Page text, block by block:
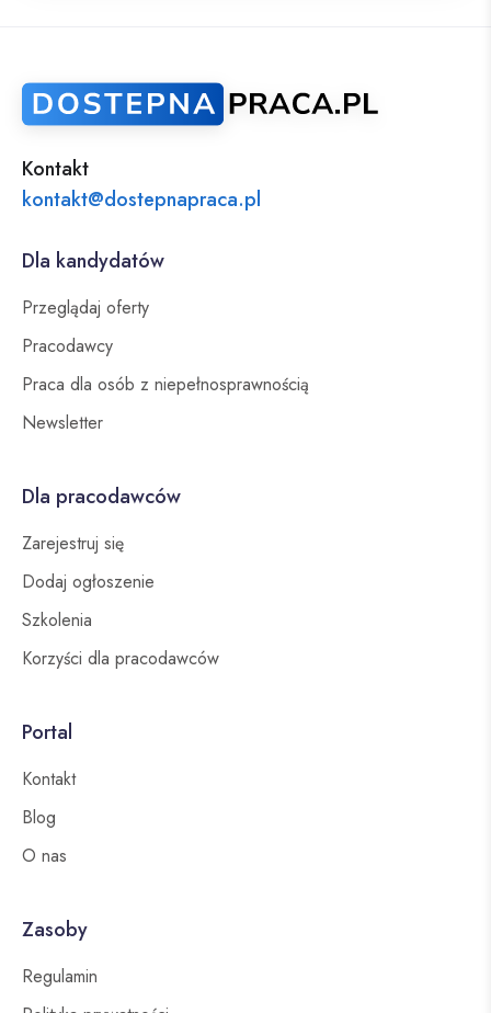
Kontakt
kontakt@dostepnapraca.pl
Dla kandydatów
Przeglądaj oferty
Pracodawcy
Praca dla osób z niepełnosprawnością
Newsletter
Dla pracodawców
Zarejestruj się
Dodaj ogłoszenie
Szkolenia
Korzyści dla pracodawców
Portal
Kontakt
Blog
O nas
Zasoby
Regulamin